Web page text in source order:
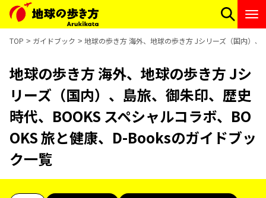
TOP ガイドブック 地球の歩き方 海外、地球の歩き方 Jシリーズ（国内）
地球の歩き方 海外、地球の歩き方 Jシ
リーズ（国内）、島旅、御朱印、歴史
時代、BOOKS スペシャルコラボ、BO
OKS 旅と健康、D-Booksのガイドブッ
ク一覧